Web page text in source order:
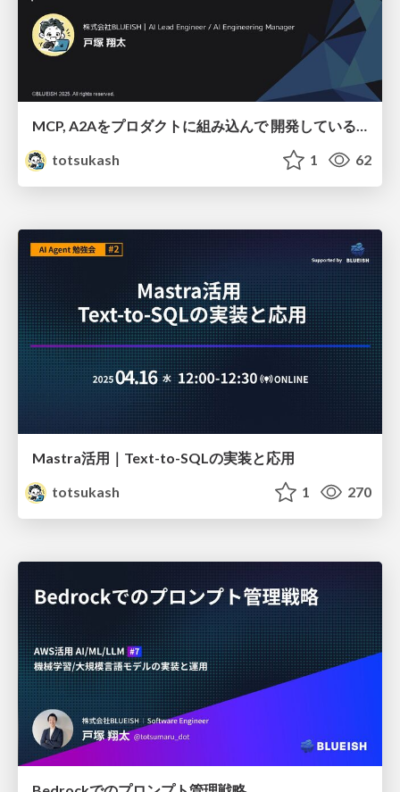
totsukash
1 62
Mastra活用｜Text-to-SQLの実装と応用
totsukash
1 270